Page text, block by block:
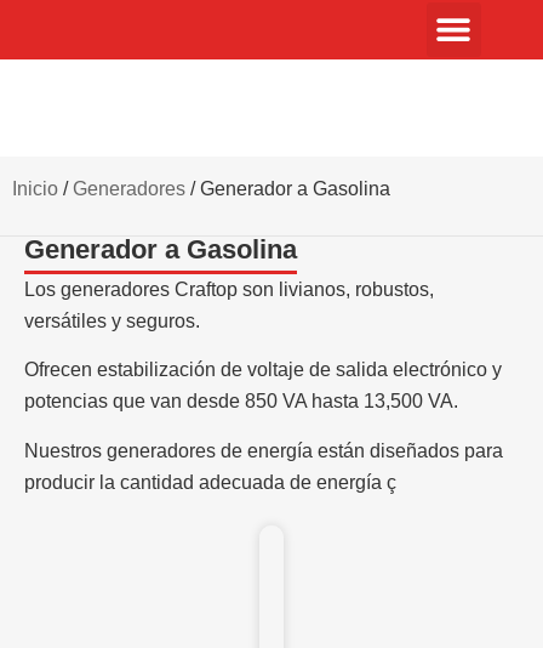
Inicio / Generadores / Generador a Gasolina
Generador a Gasolina
Los generadores Craftop son livianos, robustos,
versátiles y seguros.
Ofrecen estabilización de voltaje de salida electrónico y
potencias que van desde 850 VA hasta 13,500 VA.
Nuestros generadores de energía están diseñados para
producir la cantidad adecuada de energía ç